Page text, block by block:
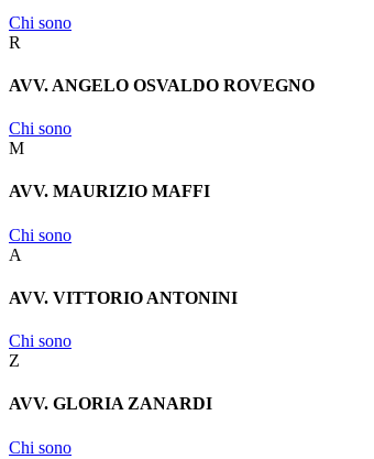
Chi sono
R
AVV. ANGELO OSVALDO ROVEGNO
Chi sono
M
AVV. MAURIZIO MAFFI
Chi sono
A
AVV. VITTORIO ANTONINI
Chi sono
Z
AVV. GLORIA ZANARDI
Chi sono